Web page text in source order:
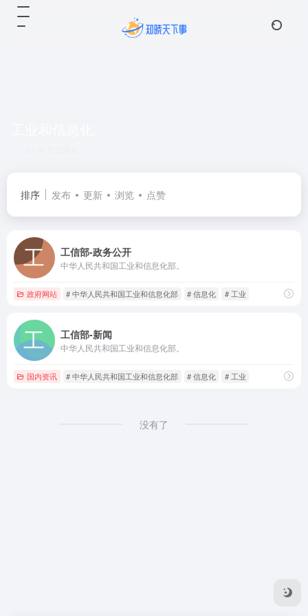
排序 发布 更新 浏览 点赞
工信部-政务公开
中华人民共和国工业和信息化部。
政府网站 # 中华人民共和国工业和信息化部 # 信息化 # 工业
工信部-新闻
中华人民共和国工业和信息化部。
国内资讯 # 中华人民共和国工业和信息化部 # 信息化 # 工业
没有了